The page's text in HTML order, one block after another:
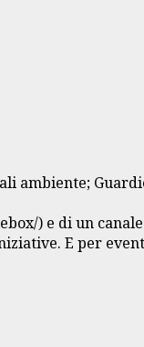
ambiente;
) e di un
E per